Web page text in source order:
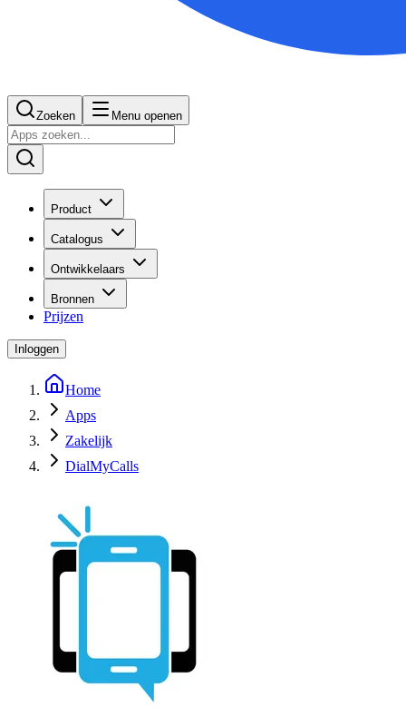
Zoeken Menu openen
Product
Catalogus
Ontwikkelaars
Bronnen
Prijzen
Inloggen
Home
Apps
Zakelijk
DialMyCalls